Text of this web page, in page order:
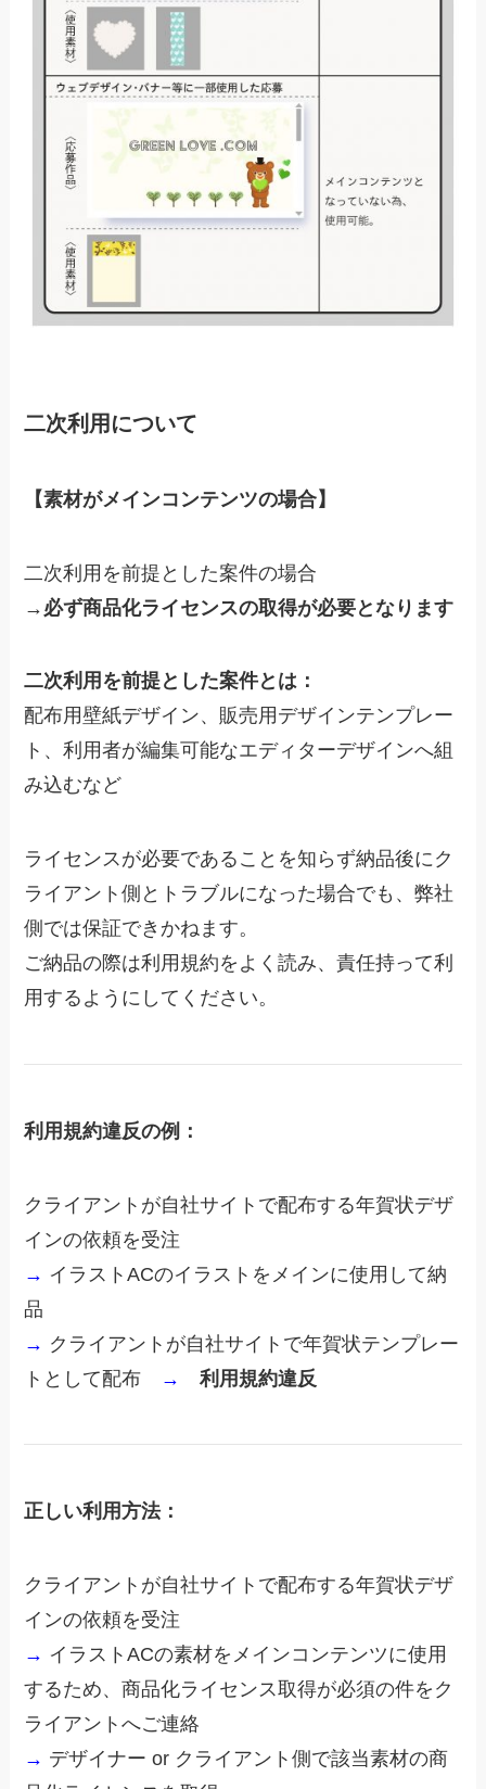
二次利用について
【素材がメインコンテンツの場合】
二次利用を前提とした案件の場合
→必ず商品化ライセンスの取得が必要となります
二次利用を前提とした案件とは：
配布用壁紙デザイン、販売用デザインテンプレー
ト、利用者が編集可能なエディターデザインへ組
み込むなど
ライセンスが必要であることを知らず納品後にク
ライアント側とトラブルになった場合でも、弊社
側では保証できかねます。
ご納品の際は利用規約をよく読み、責任持って利
用するようにしてください。
利用規約違反の例：
クライアントが自社サイトで配布する年賀状デザ
インの依頼を受注
→ イラストACのイラストをメインに使用して納
品
→ クライアントが自社サイトで年賀状テンプレー
トとして配布
→ 利用規約違反
正しい利用方法：
クライアントが自社サイトで配布する年賀状デザ
インの依頼を受注
→ イラストACの素材をメインコンテンツに使用
するため、商品化ライセンス取得が必須の件をク
ライアントへご連絡
→ デザイナー or クライアント側で該当素材の商